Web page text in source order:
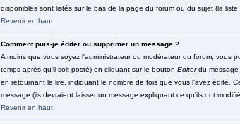
disponibles sont listés sur le bas de la page du forum ou du sujet (la liste
Revenir en haut
Comment puis-je éditer ou supprimer un message ?
A moins que vous soyez l'administrateur ou modérateur du forum, vous
temps après qu'il soit posté) en cliquant sur le bouton Editerdu message
en retournant le lire, indiquant le nombre de fois que vous l'avez édité.
message (ils devraient laisser un message expliquant ce qu'ils ont
Revenir en haut